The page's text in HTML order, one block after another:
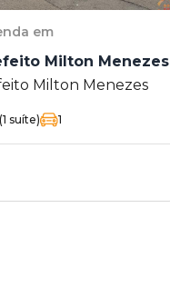
em
Milton Menezes
Milton Menezes
(1 suíte) 1